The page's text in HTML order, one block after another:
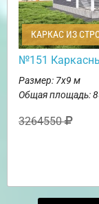
КАРКАС ИЗ
№151
Размер: 7х9 м
Общая площадь:
3264550